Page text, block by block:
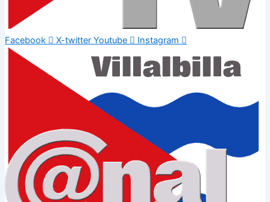
Facebook X-twitter Youtube Instagram